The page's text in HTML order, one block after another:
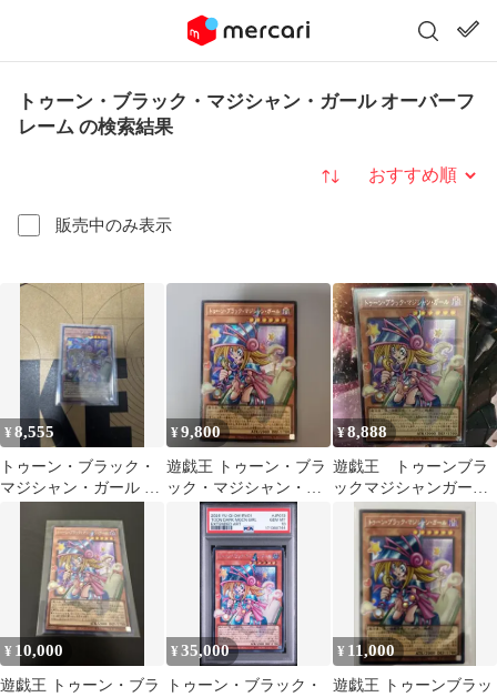
トゥーン・ブラック・マジシャン・ガール オーバーフ
レーム の検索結果
販売中のみ表示
並び替え
¥8,555
トゥーン・ブラック・
マジシャン・ガール オ
レット
¥9,800
遊戯王 トゥーン・ブラ
ック・マジシャン・ガ
ール オーバーフレーム
¥8,888
遊戯王 トゥーンブラ
ックマジシャンガー
ル オーバーフレーム
¥ 10,000
遊戯王 トゥーン・ブラ
¥35,000
トゥーン・ブラック・
¥ 11,000
遊戯王 トゥーンブラッ